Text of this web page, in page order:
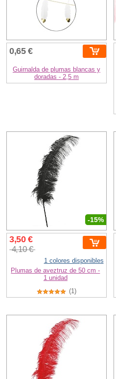
0,65 €
Guirnalda de plumas blancas y
doradas - 2,5 m
-15%
3,50 €
4,10 €
1 colores disponibles
Plumas de aveztruz de 50 cm -
1 unidad
(1)